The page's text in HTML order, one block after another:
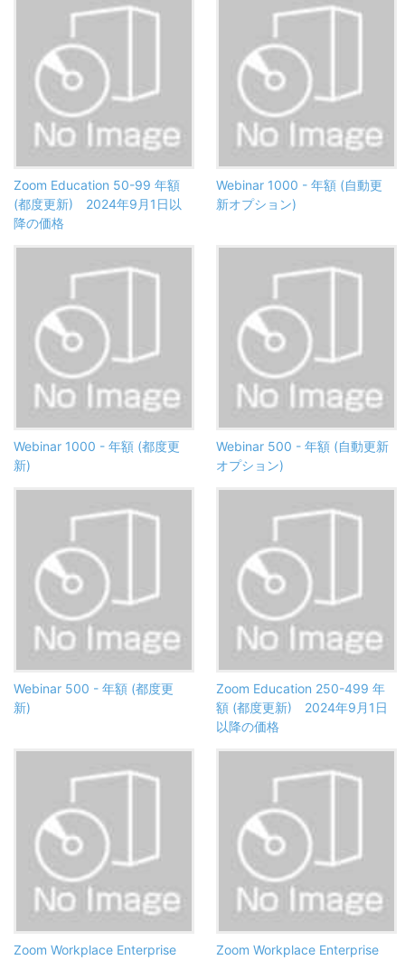
Zoom Education 50-99 年額
(都度更新) 2024年9月1日以
降の価格
Webinar 1000 - 年額 (自動更
新オプション)
Webinar 1000 - 年額 (都度更
新)
Webinar 500 - 年額 (自動更新
オプション)
Webinar 500 - 年額 (都度更
新)
Zoom Education 250-499 年
額 (都度更新) 2024年9月1日
以降の価格
Zoom Workplace Enterprise Zoom Workplace Enterprise